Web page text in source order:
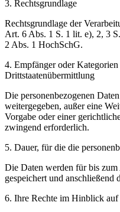
3. Rechtsgrundlage
Rechtsgrundlage der
Art. 6 Abs. 1 S. 1 lit. e), 2, 3
2 Abs. 1 HochSchG.
4. Empfänger oder
Drittstaatenübermittlung
Die personenbezogenen
weitergegeben, außer eine
Vorgabe oder einer
zwingend erforderlich.
5. Dauer, für die die
Die Daten werden für bis zum
gespeichert und anschließend
6. Ihre Rechte im Hinblick auf